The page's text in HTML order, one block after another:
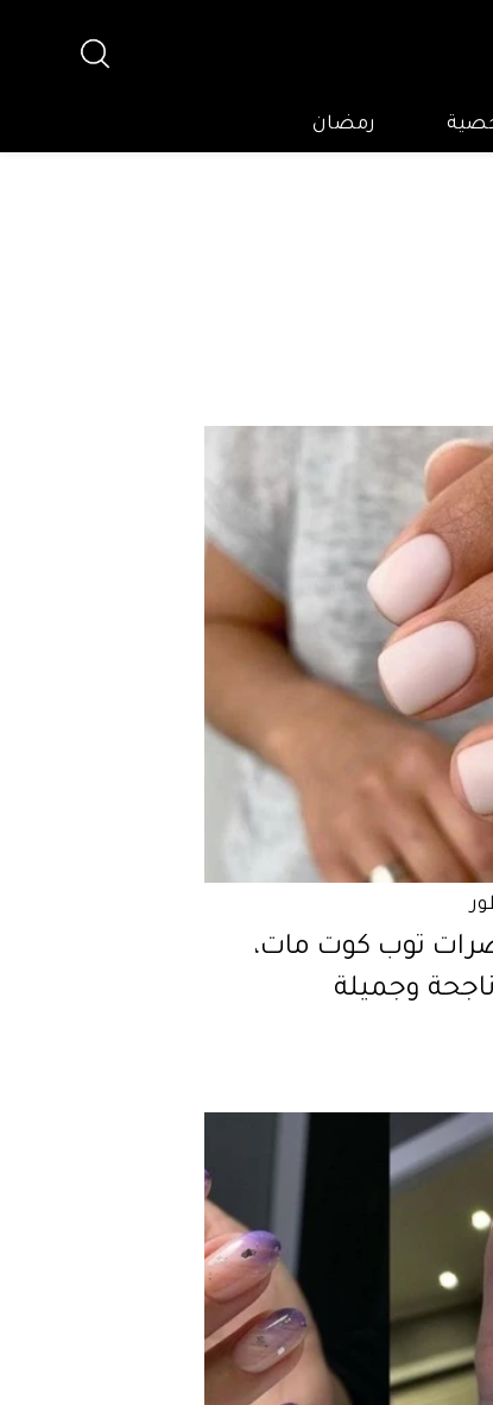
رمضان
توب كوت مات،
ناجحة وجميلة